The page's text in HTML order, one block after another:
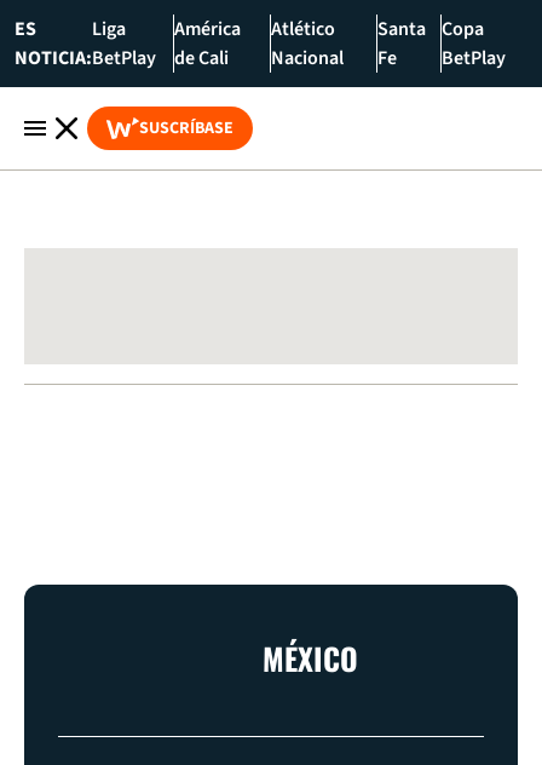
ES
NOTICIA:
Liga
BetPlay
América
de Cali
Atlético
Nacional
Santa
Fe
Copa
BetPlay
SUSCRÍBASE
MÉXICO